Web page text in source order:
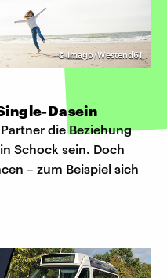
©imago/Westend61
Dasein
die Beziehung
Schock sein. Doch
– zum Beispiel sich